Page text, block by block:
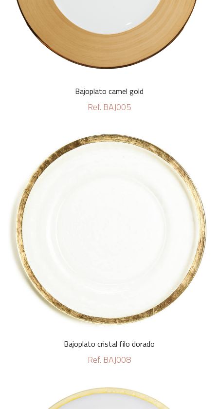
Bajoplato camel gold
Ref. BAJ005
Bajoplato cristal filo dorado
Ref. BAJ008